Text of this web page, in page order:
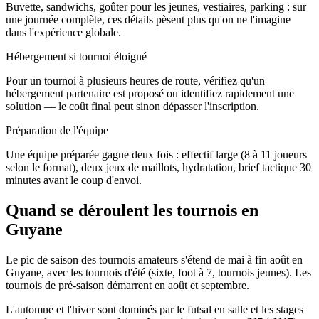
Buvette, sandwichs, goûter pour les jeunes, vestiaires, parking : sur
une journée complète, ces détails pèsent plus qu'on ne l'imagine
dans l'expérience globale.
Hébergement si tournoi éloigné
Pour un tournoi à plusieurs heures de route, vérifiez qu'un
hébergement partenaire est proposé ou identifiez rapidement une
solution — le coût final peut sinon dépasser l'inscription.
Préparation de l'équipe
Une équipe préparée gagne deux fois : effectif large (8 à 11 joueurs
selon le format), deux jeux de maillots, hydratation, brief tactique 30
minutes avant le coup d'envoi.
Quand se déroulent les tournois en
Guyane
Le pic de saison des tournois amateurs s'étend de mai à fin août en
Guyane, avec les tournois d'été (sixte, foot à 7, tournois jeunes). Les
tournois de pré-saison démarrent en août et septembre.
L'automne et l'hiver sont dominés par le futsal en salle et les stages